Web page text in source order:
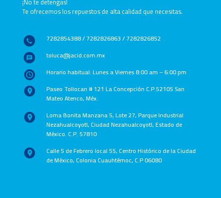
Te ofrecemos los repuestos de alta calidad que necesitas.
7282854388 / 7282826863 / 7282826852
toluca@jacid.com.mx
Horario habitual: Lunes a Viernes 8:00 am – 6:00 pm
Paseo Tollocan # 121 La Concepción C.P.52105 San
Mateo Atenco, Méx.
Loma Bonita Manzana 5, Lote 27, Parque Industrial
Nezahualcoyotl, Ciudad Nezahualcoyotl, Estado de
México. C.P. 57810
Calle 5 de Febrero local 55, Centro Histórico de la Ciudad
de México, Colonia Cuauhtémoc, C.P 06080